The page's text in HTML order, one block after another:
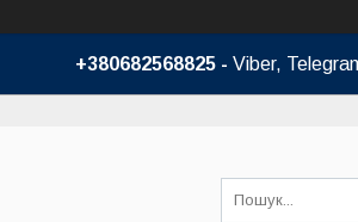
+380682568825 - Viber,